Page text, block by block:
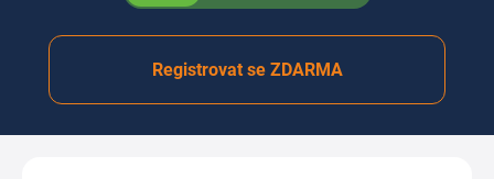
Registrovat se ZDARMA